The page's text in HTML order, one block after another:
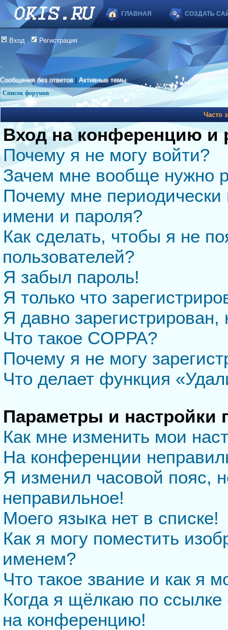
ГЛАВНАЯ СОЗДАТЬ
Вход Регистрация
Сообщения без ответов |Активные темы
Список форумов
Часто
Вход на конференцию и
Почему я не могу войти?
Зачем мне вообще нужно
Почему мне периодически
имени и пароля?
Как сделать, чтобы я не
пользователей?
Я забыл пароль!
Я только что
Я давно
Что такое COPPA?
Почему я не могу
Что делает функция
Параметры и настройки
Как мне изменить мои
На конференции
Я изменил часовой пояс,
неправильное!
Моего языка нет в списке!
Как я могу поместить
именем?
Что такое звание и как я
Когда я щёлкаю по
на конференцию!